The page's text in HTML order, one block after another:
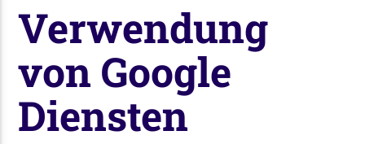
Verwendung
von Google
Diensten